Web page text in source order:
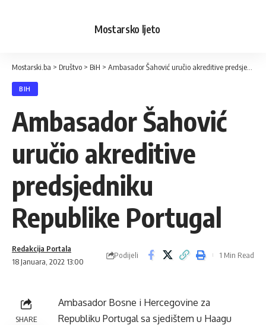
Mostarsko ljeto
Mostarski.ba > Društvo > BiH > Ambasador Šahović uručio akreditive predsjedniku Republike Portugal
BIH
Ambasador Šahović
uručio akreditive
predsjedniku
Republike Portugal
18 Januara, 2022 13:00
Redakcija Portala
Podijeli 1 Min Read
SHARE
Ambasador Bosne i Hercegovine za
Republiku Portugal sa sjedištem u Haagu